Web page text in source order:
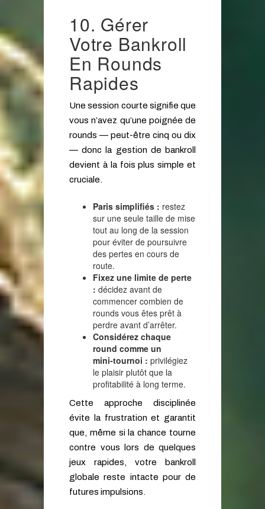
10. Gérer
Votre Bankroll
En Rounds
Rapides
Une session courte signifie que
vous n’avez qu’une poignée de
rounds — peut-être cinq ou dix
— donc la gestion de bankroll
devient à la fois plus simple et
cruciale.
Paris simplifiés : restez
sur une seule taille de mise
tout au long de la session
pour éviter de poursuivre
des pertes en cours de
route.
Fixez une limite de perte
: décidez avant de
commencer combien de
rounds vous êtes prêt à
perdre avant d’arrêter.
Considérez chaque
round comme un
mini‑tournoi : privilégiez
le plaisir plutôt que la
profitabilité à long terme.
Cette approche disciplinée
évite la frustration et garantit
que, même si la chance tourne
contre vous lors de quelques
jeux rapides, votre bankroll
globale reste intacte pour de
futures impulsions.